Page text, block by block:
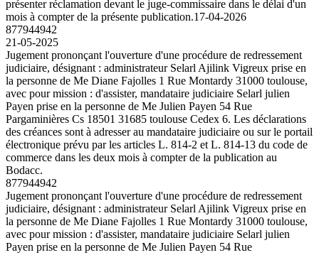
présenter réclamation devant le juge-commissaire dans le délai d'un
mois à compter de la présente publication.17-04-2026
877944942
21-05-2025
Jugement prononçant l'ouverture d'une procédure de redressement
judiciaire, désignant : administrateur Selarl Ajilink Vigreux prise en
la personne de Me Diane Fajolles 1 Rue Montardy 31000 toulouse,
avec pour mission : d'assister, mandataire judiciaire Selarl julien
Payen prise en la personne de Me Julien Payen 54 Rue
Pargaminières Cs 18501 31685 toulouse Cedex 6. Les déclarations
des créances sont à adresser au mandataire judiciaire ou sur le portail
électronique prévu par les articles L. 814-2 et L. 814-13 du code de
commerce dans les deux mois à compter de la publication au
Bodacc.
877944942
Jugement prononçant l'ouverture d'une procédure de redressement
judiciaire, désignant : administrateur Selarl Ajilink Vigreux prise en
la personne de Me Diane Fajolles 1 Rue Montardy 31000 toulouse,
avec pour mission : d'assister, mandataire judiciaire Selarl julien
Payen prise en la personne de Me Julien Payen 54 Rue